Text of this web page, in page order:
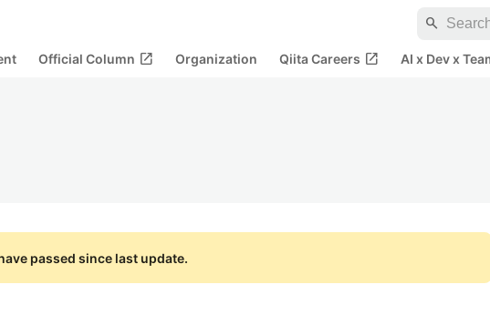
search
Official Column open_in_new Organization Qiita Careers open_in_new AI x Dev x
passed since last update.